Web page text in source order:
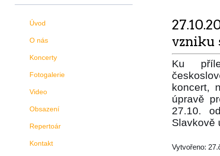
vzniku
Ku
koncert,
úpravě
27.10.
Slavkově
Vytvořeno:
Úvod
O nás
Koncerty
Fotogalerie
Video
Obsazení
Repertoár
Kontakt